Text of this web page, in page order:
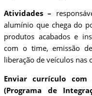
Atividades –
alumínio que chega do
produtos acabados e
com o time, emissão
liberação de veículos nas
Enviar currículo
(Programa de